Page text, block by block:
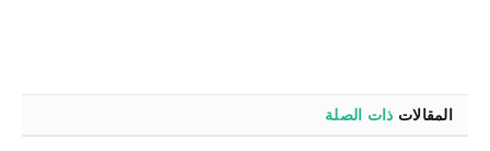
المقالات ذات الصلة